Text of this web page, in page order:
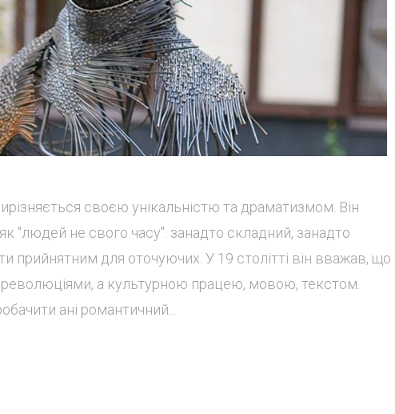
своєю унікальністю та драматизмом. Він
"людей не свого часу": занадто складний, занадто
прийнятним для оточуючих. У 19 столітті він вважав, що
а культурною працею, мовою, текстом.
ані романтичний...